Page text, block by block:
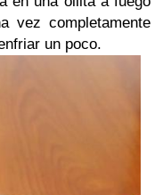
vez completamente
un poco.